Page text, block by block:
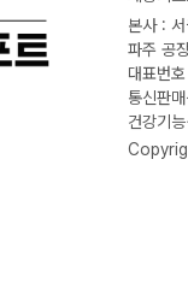
본사 :
파주 공
대표번
통신판
건강기